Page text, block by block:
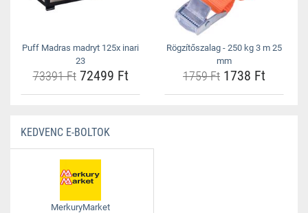
Puff Madras madryt 125x inari
23
73391 Ft72499 Ft
Rögzítőszalag - 250 kg 3 m 25
mm
1759 Ft 1738 Ft
KEDVENC E-BOLTOK
MerkuryMarket